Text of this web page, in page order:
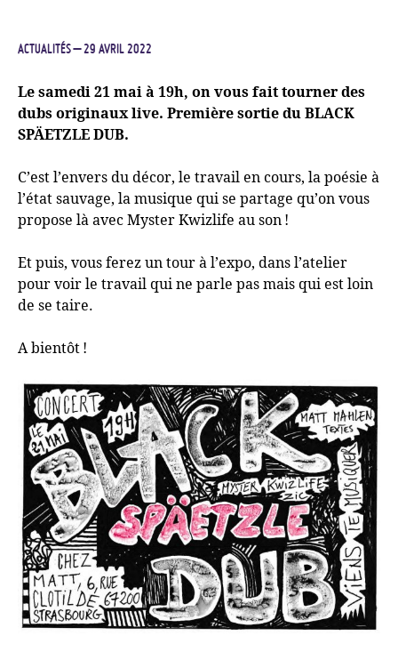
ACTUALITÉS– 29 AVRIL 2022
Le samedi 21 mai à 19h, on vous fait tourner des
dubs originaux live. Première sortie duBLACK
SPÄETZLEDUB.
C’est l’envers du décor, le travail en cours, la poésie à
l’état sauvage, la musique qui se partage qu’on vous
propose là avec Myster Kwizlife au son!
Et puis, vous ferez un tour à l’expo, dans l’atelier
pour voir le travail qui ne parle pas mais qui est loin
de se taire.
A bientôt!